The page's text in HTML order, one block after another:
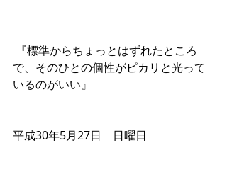
で、そのひとの個性がピカリと光って
いるのがいい』
平成30年5月27日　日曜日